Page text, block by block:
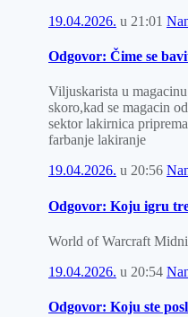
19.04.2026. u 21:01
Odgovor: Čime se
Viljuskarista u
skoro,kad se magacin
sektor lakirnica
farbanje lakiranje
19.04.2026. u 20:56
Odgovor: Koju igru
World of Warcraft
19.04.2026. u 20:54
Odgovor: Koju ste